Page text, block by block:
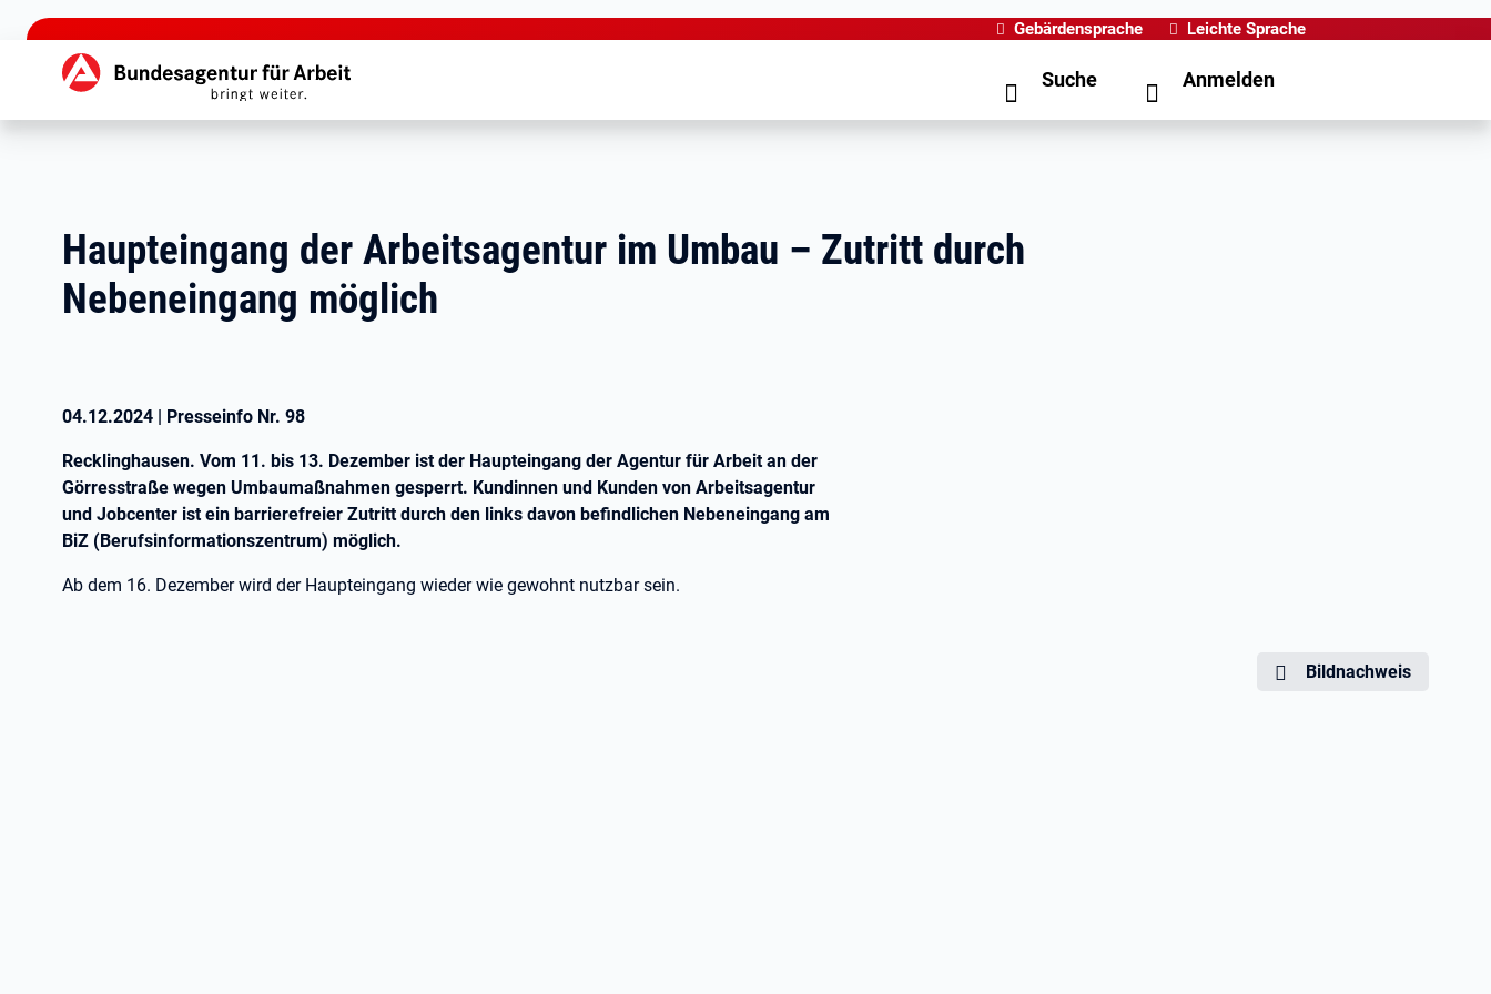
zu den Hauptinhalten springen
Gebärdensprache Leichte Sprache
Hauptnavigation Suche Anmelden
Haupteingang der Arbeitsagentur im Umbau – Zutritt durch
Nebeneingang möglich
04.12.2024 | Presseinfo Nr. 98
Recklinghausen. Vom 11. bis 13. Dezember ist der Haupteingang der Agentur für Arbeit an der
Görresstraße wegen Umbaumaßnahmen gesperrt. Kundinnen und Kunden von Arbeitsagentur
und Jobcenter ist ein barrierefreier Zutritt durch den links davon befindlichen Nebeneingang am
BiZ (Berufsinformationszentrum) möglich.
Ab dem 16. Dezember wird der Haupteingang wieder wie gewohnt nutzbar sein.
Bildnachweis